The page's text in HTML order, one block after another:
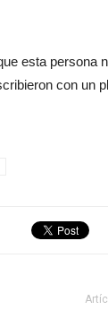
esta persona
con un